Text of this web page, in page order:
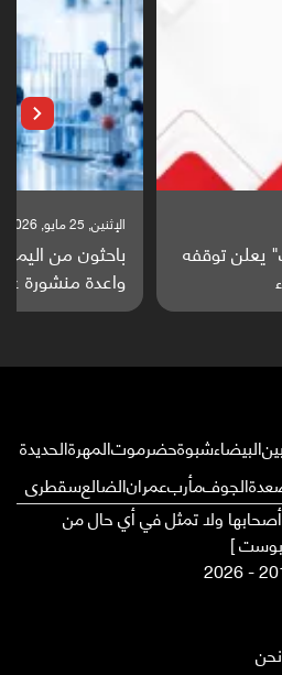
أبحاث ألزهايمر بدراسة
البيضاءشبوةحضرموتالمهرةالحديدة
الجوفمأربعمرانالضالعسقطرى
أصحابها ولا تمثل في أي حال من
بوست ]